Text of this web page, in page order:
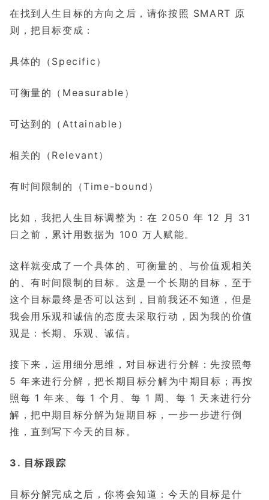
在找到人生目标的方向之后，请你按照 SMART 原
则，把目标变成：
具体的（Specific）
可衡量的（Measurable）
可达到的（Attainable）
相关的 （ Relevant ）
有时间限制的（Time-bound）
比如，我把人生目标调整为：在 2050 年 12 月 31
日之前，累计用数据为 100 万人赋能。
这样就变成了一个具体的、可衡量的、与价值观相关
的、有时间限制的目标。这是一个长期的目标，至于
这个目标最终是否可以达到，目前我还不知道，但是
我会用乐观和诚信的态度去采取行动，因为我的价值
观是： 长期、乐观、诚信。
接下来，运用细分思维，对目标进行分解：先按照每
5 年来进行分解，把长期目标分解为中期目标；再按
照每 1 年来、每 1 个月、每 1 周、每 1 天来进行分
解，把中期目标分解为短期目标，一步一步进行倒
推，直到写下今天的目标。
3. 目标跟踪
目标分解完成之后，你将会知道：今天的目标是什